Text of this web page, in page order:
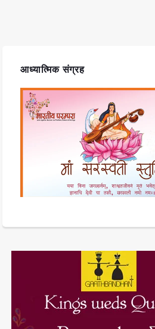
आध्यात्मिक संग्रह